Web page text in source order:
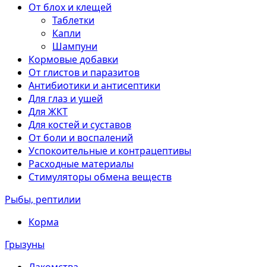
От блох и клещей
Таблетки
Капли
Шампуни
Кормовые добавки
От глистов и паразитов
Антибиотики и антисептики
Для глаз и ушей
Для ЖКТ
Для костей и суставов
От боли и воспалений
Успокоительные и контрацептивы
Расходные материалы
Стимуляторы обмена веществ
Рыбы, рептилии
Корма
Грызуны